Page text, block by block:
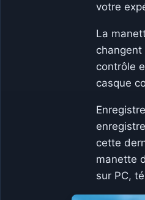
votre
La
contrôle
casque
cette
manette
sur PC,